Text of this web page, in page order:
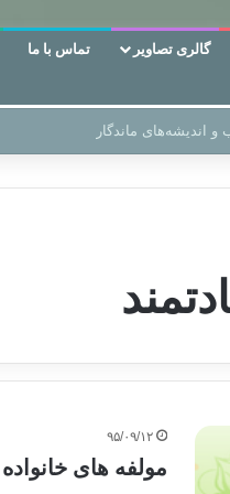
گالری تصاویر تماس با ما
۹۵/۰۹/۱۲
مولفه های